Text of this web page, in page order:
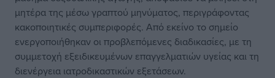
μητέρα της μέσω γραπτού μηνύματος, περιγράφοντας
κακοποιητικές συμπεριφορές. Από εκείνο το σημείο
ενεργοποιήθηκαν οι προβλεπόμενες διαδικασίες, με τη
συμμετοχή εξειδικευμένων επαγγελματιών υγείας και τη
διενέργεια ιατροδικαστικών εξετάσεων.